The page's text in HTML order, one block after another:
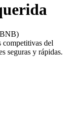
competitivas del
seguras y rápidas.